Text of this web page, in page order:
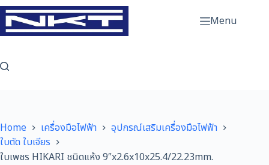
Skip
to
content
Menu
Home เครื่องมือไฟฟ้า
อุปกรณ์เสริมเครื่องมือไฟฟ้า
ใบตัด ใบเจียร
ใบเพชร HIKARI ชนิดแห้ง 9″x2.6x10x25.4/22.23mm.